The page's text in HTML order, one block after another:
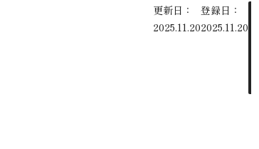
更新日：
2025.11.20
登録日：
2025.11.20